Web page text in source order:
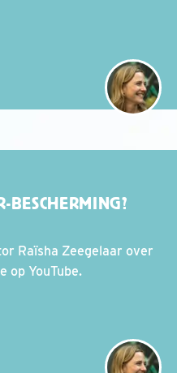
BESCHERMING?
Raïsha Zeegelaar over
op YouTube.